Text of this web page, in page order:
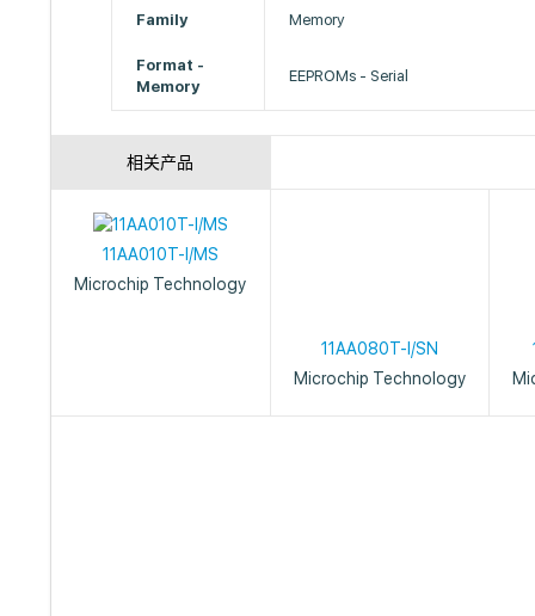
Family Memory
Format -
Memory
EEPROMs - Serial
相关产品
11AA010T-I/MS
Microchip Technology
11AA080T-I/SN
Microchip Technology